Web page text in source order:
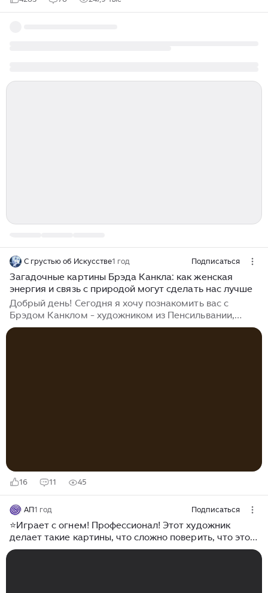
С грустью об Искусстве1 год Подписаться
Загадочные картины Брэда Канкла: как женская
энергия и связь с природой могут сделать нас лучше
Добрый день! Сегодня я хочу познакомить вас с
Брэдом Канклом - художником из Пенсильвании,
работы которого точно не оставят вас
16 11 45
АП1 год Подписаться
⭐Играет с огнем! Профессионал! Этот художник
делает такие картины, что сложно поверить, что это
реальность. Настолько зрелищно и красиво!